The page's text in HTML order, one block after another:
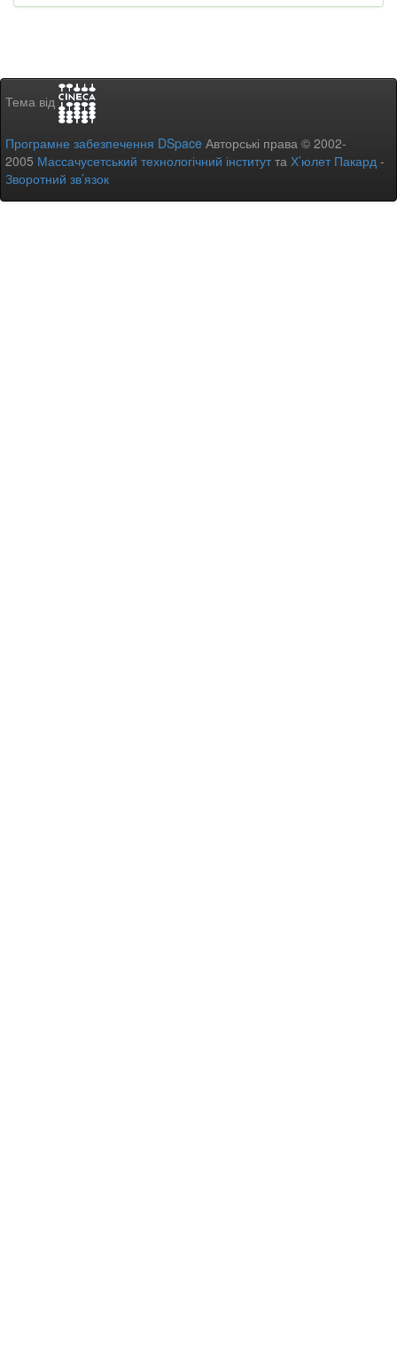
Тема від
Програмне забезпечення DSpace Авторські права © 2002-
2005 Массачусетський технологічний інститутта Х’юлет Пакард -
Зворотний зв’язок